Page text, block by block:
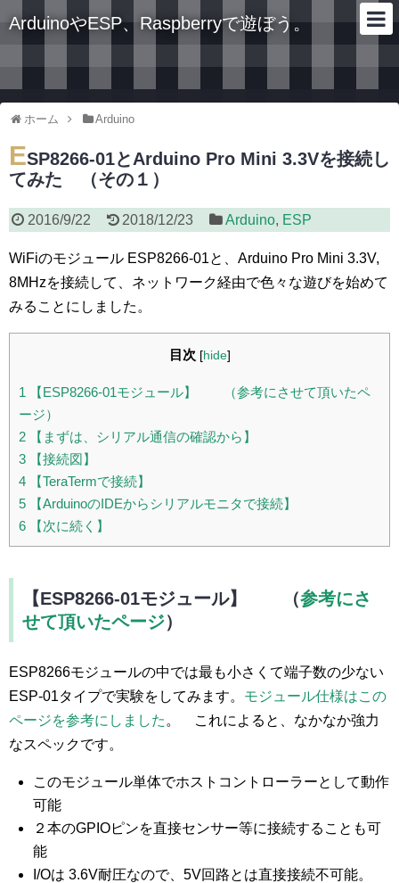
ArduinoやESP、Raspberryで遊ぼう。
ホーム Arduino
ESP8266-01とArduino Pro Mini 3.3Vを接続し
てみた （その１）
2016/9/22 2018/12/23 Arduino, ESP
WiFiのモジュール ESP8266-01と、Arduino Pro Mini 3.3V,
8MHzを接続して、ネットワーク経由で色々な遊びを始めて
みることにしました。
目次 [hide]
1 【ESP8266-01モジュール】 （参考にさせて頂いたペ
ージ）
2 【まずは、シリアル通信の確認から】
3 【接続図】
4 【TeraTermで接続】
5 【ArduinoのIDEからシリアルモニタで接続】
6 【次に続く】
【ESP8266-01モジュール】 （参考にさ
せて頂いたページ）
ESP8266モジュールの中では最も小さくて端子数の少ない
ESP-01タイプで実験をしてみます。 モジュール仕様はこの
ページを参考にしました 。 これによると、なかなか強力
なスペックです。
このモジュール単体でホストコントローラーとして動作
可能
２本のGPIOピンを直接センサー等に接続することも可
能
I/Oは 3.6V耐圧なので、5V回路とは直接接続不可能。